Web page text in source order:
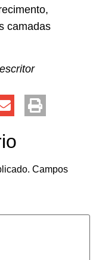
camadas
Campos